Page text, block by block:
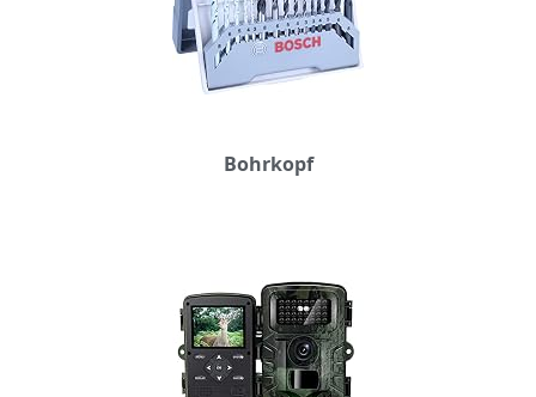
Bohrkopf